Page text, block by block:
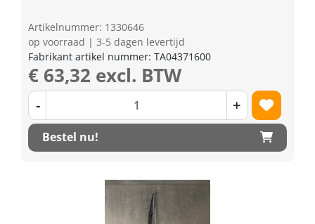
Artikelnummer: 1330646
op voorraad | 3-5 dagen levertijd
Fabrikant artikel nummer: TA04371600
€ 63,32 excl. BTW
- +
Bestel nu!